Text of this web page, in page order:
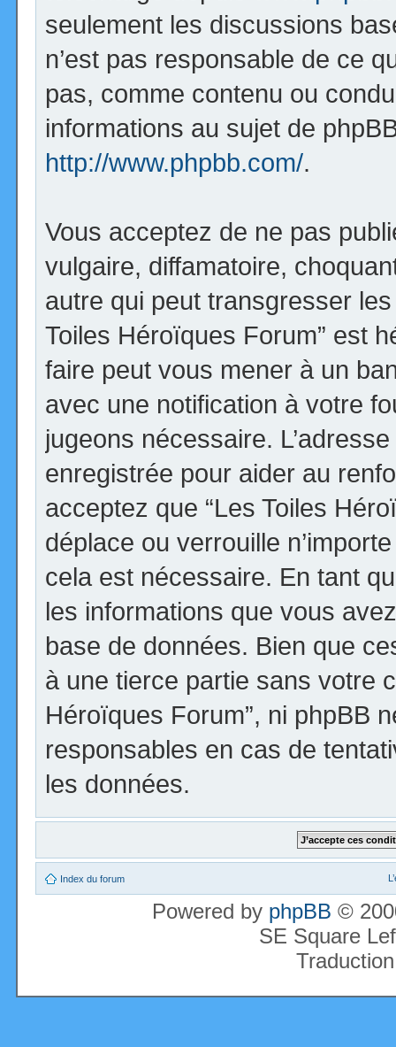
seulement les discussions
n’est pas responsable de ce
pas, comme contenu ou
informations au sujet de
http://www.phpbb.com/.
Vous acceptez de ne pas
vulgaire, diffamatoire,
autre qui peut transgresser
Toiles Héroïques Forum” est
faire peut vous mener à un
avec une notification à votre
jugeons nécessaire.
enregistrée pour aider au
acceptez que “Les Toiles
déplace ou verrouille
cela est nécessaire. En tant
les informations que vous
base de données. Bien que
à une tierce partie sans votre
Héroïques Forum”, ni phpBB
responsables en cas de
les données.
Index du forum
Powered by phpBB ©
SE Square